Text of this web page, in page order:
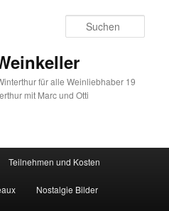
für alle Weinliebhaber 19
mit Marc und Otti
Teilnehmen und Kosten
Nostalgie Bilder